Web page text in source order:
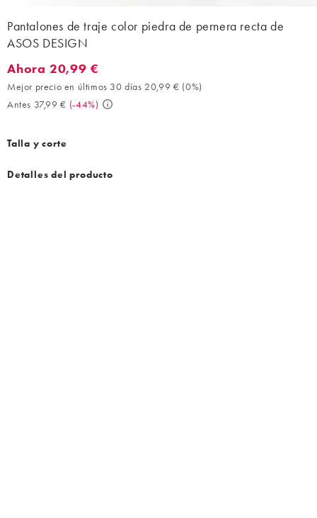
Pantalones de traje color piedra de pernera recta de
ASOS DESIGN
Ahora 20,99 €. Mejor precio en últimos 30 días 20,99 € (0%).
Ahora 20,99 €
Mejor precio en últimos 30 días 20,99 € (0%)
Antes 37,99 € (-44%)
Talla y corte
Detalles del producto